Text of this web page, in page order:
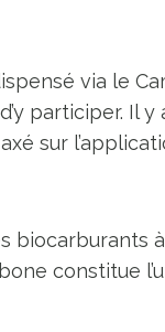
via le
participer. Il
sur
constitue